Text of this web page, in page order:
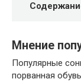
Мнение
Популярные
порванная